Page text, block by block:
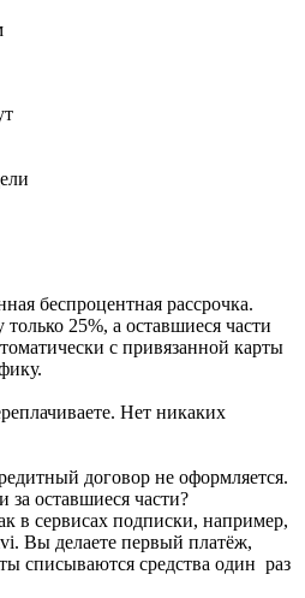
беспроцентная рассрочка.
только 25%, а оставшиеся части
с привязанной карты
Нет никаких
договор не оформляется.
за оставшиеся части?
в сервисах подписки, например,
Вы делаете первый платёж,
списываются средства один раз